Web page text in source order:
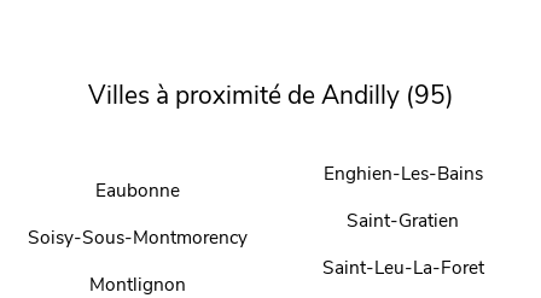
Villes à proximité de Andilly (95)
Eaubonne
Soisy-Sous-Montmorency
Montlignon
Enghien-Les-Bains
Saint-Gratien
Saint-Leu-La-Foret